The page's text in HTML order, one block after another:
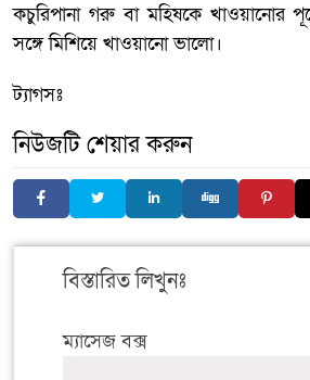
কচুরিপানা গরু বা মহিষকে খাওয়ানোর
সঙ্গে মিশিয়ে খাওয়ানো ভালো।
ট্যাগসঃ
নিউজটি শেয়ার করুন
বিস্তারিত লিখুনঃ
ম্যাসেজ বক্স